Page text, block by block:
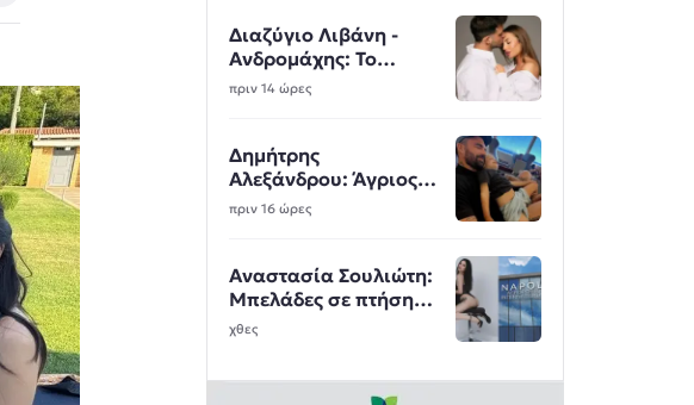
Διαζύγιο Λιβάνη -
Ανδρομάχης: Το
πρόσωπο-κλειδί που
πριν 14 ώρες
Δημήτρης
Αλεξάνδρου: Άγριος
καβγάς στα social για
πριν 16 ώρες
Αναστασία Σουλιώτη:
Μπελάδες σε πτήση
για το εσώρουχο με
χθες